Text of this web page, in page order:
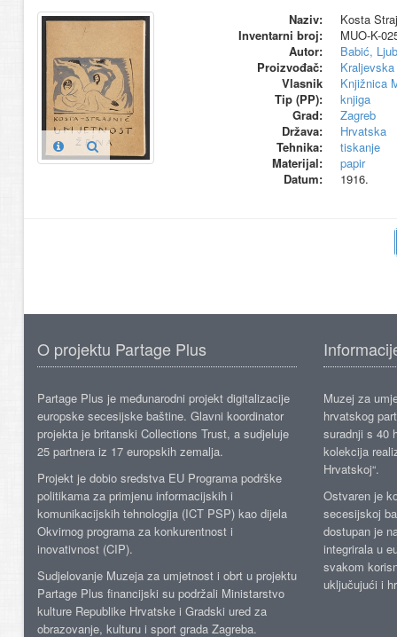
Naziv:
Kosta
Inventarni broj:
MUO-K-
Autor:
Babić,
Proizvođač:
Vlasnik
Knjižnica
Tip (PP):
knjiga
Grad:
Zagreb
Država:
Hrvatska
Tehnika:
tiskanje
Materijal:
papir
Datum:
1916.
O projektu Partage Plus
Partage Plus je međunarodni projekt digitalizacije
europske secesijske baštine. Glavni koordinator
projekta je britanski Collections Trust, a sudjeluje
25 partnera iz 17 europskih zemalja.
Projekt je dobio sredstva EU Programa podrške
politikama za primjenu informacijskih i
komunikacijskih tehnologija (ICT PSP) kao dijela
Okvirnog programa za konkurentnost i
inovativnost (CIP).
Sudjelovanje Muzeja za umjetnost i obrt u projektu
Partage Plus financijski su podržali Ministarstvo
kulture Republike Hrvatske i Gradski ured za
obrazovanje, kulturu i sport grada Zagreba.
Muzej za
hrvatskog
suradnji s 40
kolekcija
Hrvatskoj“.
Ostvaren je
secesijskoj
dostupan je
integrirala u
svakom
uključujući i